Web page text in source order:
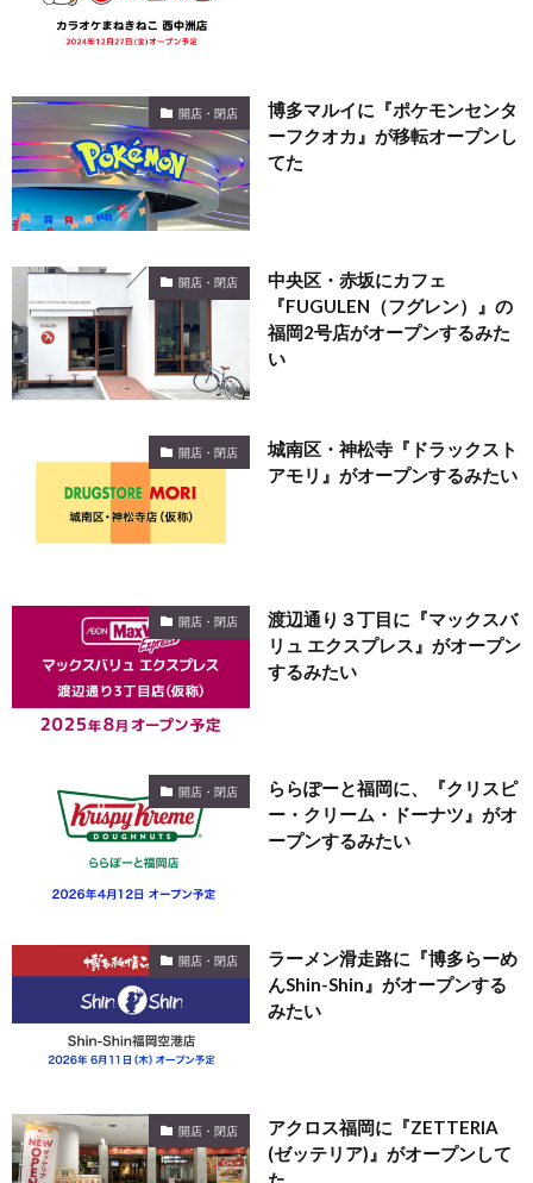
開店・閉店
博多マルイに『ポケモンセンタ
ーフクオカ』が移転オープンし
てた
開店・閉店
中央区・赤坂にカフェ
『FUGULEN（フグレン）』の
福岡2号店がオープンするみた
い
開店・閉店
城南区・神松寺『ドラックスト
アモリ』がオープンするみたい
開店・閉店
渡辺通り３丁目に『マックスバ
リュ エクスプレス』がオープン
するみたい
開店・閉店
ららぽーと福岡に、『クリスピ
ー・クリーム・ドーナツ』がオ
ープンするみたい
開店・閉店
ラーメン滑走路に『博多らーめ
んShin-Shin』がオープンする
みたい
開店・閉店
アクロス福岡に『ZETTERIA
(ゼッテリア)』がオープンして